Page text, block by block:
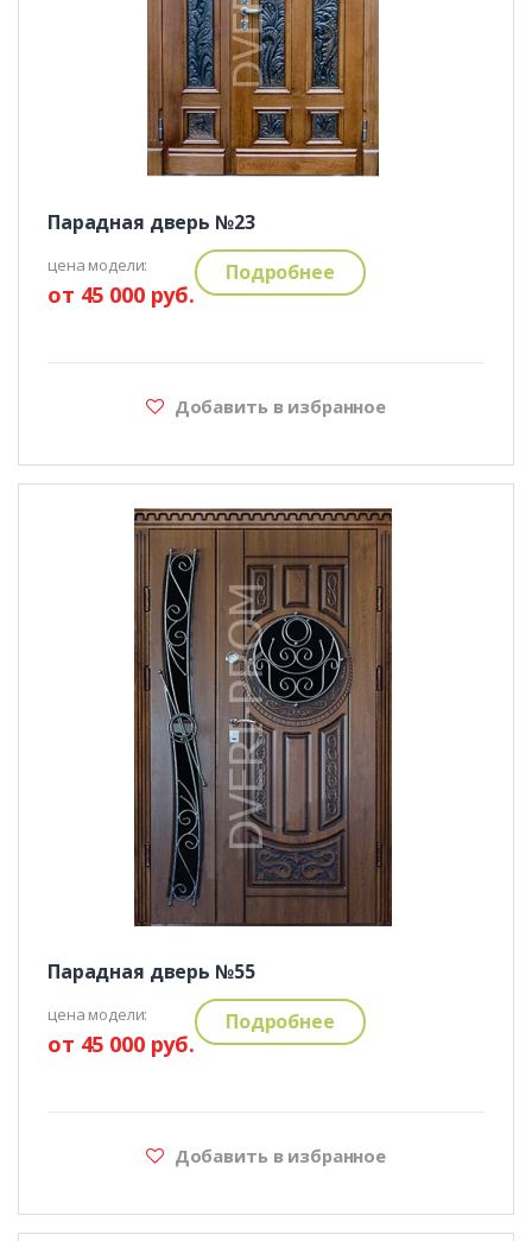
Парадная дверь №23
цена модели:
от 45 000 руб.
Подробнее
Добавить в избранное
Парадная дверь №55
цена модели:
от 45 000 руб.
Подробнее
Добавить в избранное